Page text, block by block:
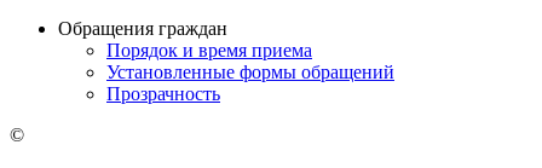
Обращения граждан
Порядок и время приема
Установленные формы обращений
Прозрачность
©